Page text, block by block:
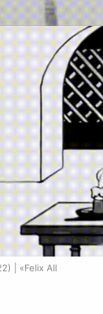
| «Felix All